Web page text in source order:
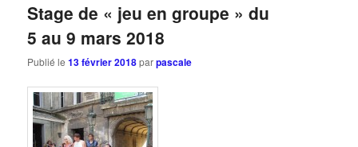
Stage de « jeu en groupe » du
5 au 9 mars 2018
Publié le13 février 2018parpascale